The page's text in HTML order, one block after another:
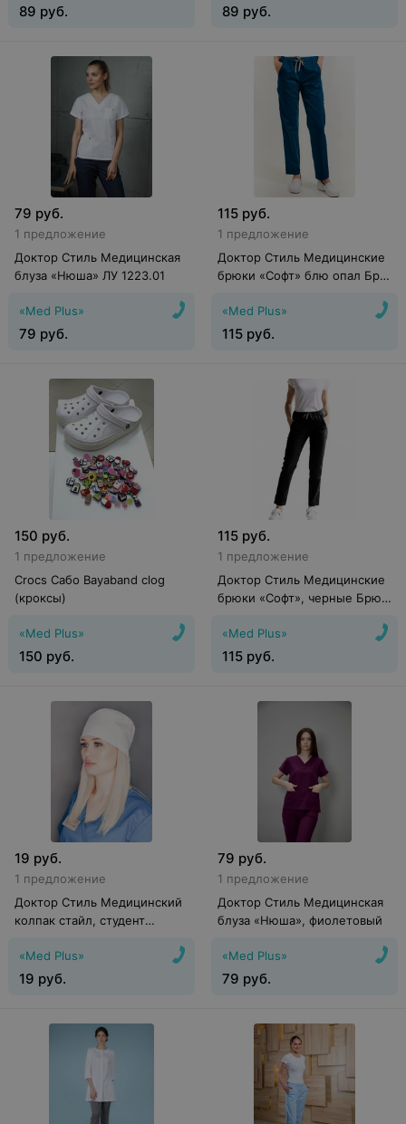
89 руб. 89 руб.
79 руб.
1 предложение
Доктор Стиль Медицинская
блуза «Нюша» ЛУ 1223.01
«Med Plus»
79 руб.
115 руб.
1 предложение
Доктор Стиль Медицинские
брюки «Софт» блю опал Брю
«Med Plus»
115 руб.
150 руб.
1 предложение
Crocs Сабо Bayaband clog
(кроксы)
«Med Plus»
150 руб.
115 руб.
1 предложение
Доктор Стиль Медицинские
брюки «Софт», черные Брю
«Med Plus»
115 руб.
19 руб.
1 предложение
Доктор Стиль Медицинский
колпак стайл, студент
«Med Plus»
19 руб.
79 руб.
1 предложение
Доктор Стиль Медицинская
блуза «Нюша», фиолетовый
«Med Plus»
79 руб.